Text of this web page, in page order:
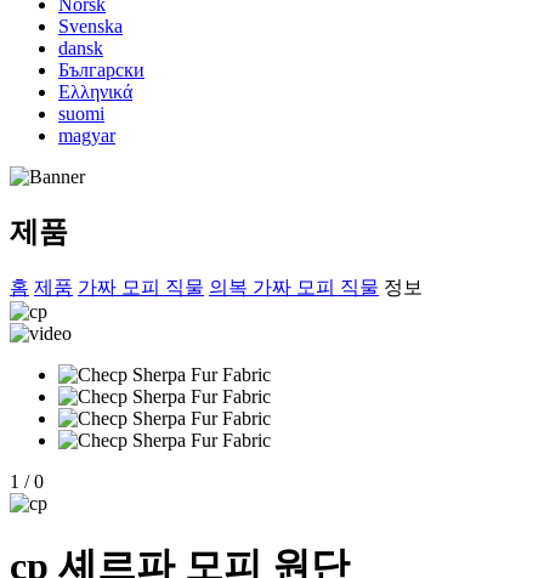
Norsk
Svenska
dansk
Български
Ελληνικά
suomi
magyar
제품
홈 제품 가짜 모피 직물 의복 가짜 모피 직물 정보
1 / 0
cp 셰르파 모피 원단